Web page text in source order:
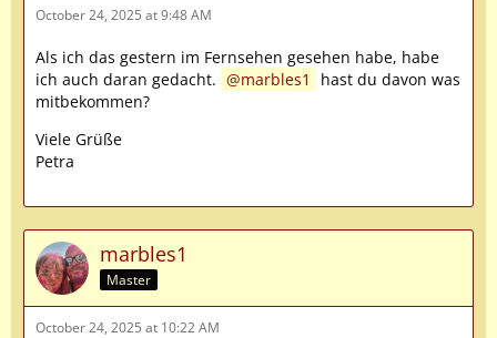
October 24, 2025 at 9:48 AM
Als ich das gestern im Fernsehen gesehen habe, habe
ich auch daran gedacht.
marbles1
hast du davon was
mitbekommen?
Viele Grüße
Petra
marbles1
Master
October 24, 2025 at 10:22 AM